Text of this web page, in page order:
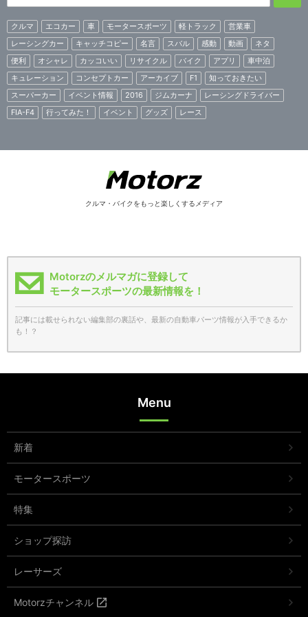
クルマ エコカー 車 モータースポーツ 軽トラック
営業車
レーシングカー
キャッチコピー 名言 スバル 感動 動画
ネタ
便利
オシャレ カッコいい リサイクル バイク アプリ
車中泊
キュレーション
コンセプトカー アーカイブ F1
知っておきたい
スーパーカー
イベント情報 2016 ジムカーナ
レーシングドライバー
FIA-F4
行ってみた！ イベント グッズ レース
クルマ・バイクをもっと楽しくするメディア
Motorzのメルマガに登録して
モータースポーツの最新情報を！
記事には載せられない編集部の裏話や、最新の自動車パーツ情報が入手できるか
も！？
Menu
新着
モータースポーツ
特集
ショップ探訪
レーサーズ
Motorzチャンネル